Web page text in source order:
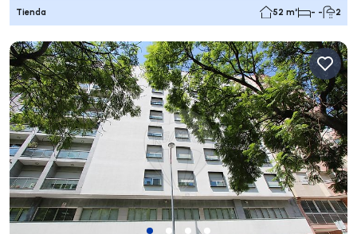
Tienda 52 m² - - 2